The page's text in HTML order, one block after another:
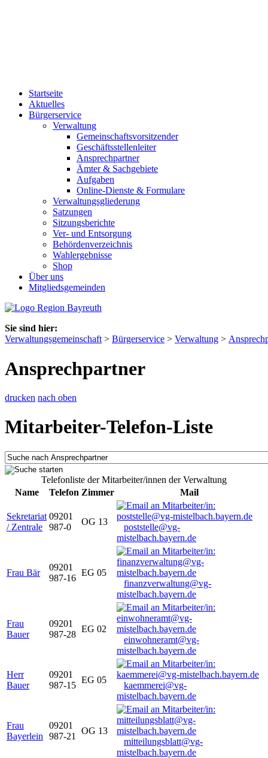
Startseite
Aktuelles
Bürgerservice
Verwaltung
Gemeinschaftsvorsitzender
Geschäftsstellenleiter
Ansprechpartner
Ämter & Sachgebiete
Aufgaben
Online-Dienste & Formulare
Verwaltungsgliederung
Satzungen
Sitzungsberichte
Ver- und Entsorgung
Behördenverzeichnis
Wahlergebnisse
Shop
Über uns
Mitgliedsgemeinden
Sie sind hier:
Verwaltungsgemeinschaft > Bürgerservice > Verwaltung >
Ansprechpartner
drucken nach oben
Mitarbeiter-Telefon-Liste
Telefonliste der Mitarbeiter/innen der Verwaltung
Name
Telefon Zimmer Mail
Sekretariat
/ Zentrale
09201
987-0
OG 13
poststelle@vg-
mistelbach.bayern.de
Frau Bär
09201
987-16
EG 05
finanzverwaltung@vg-
mistelbach.bayern.de
Frau
Bauer
09201
987-28
EG 02
einwohneramt@vg-
mistelbach.bayern.de
Herr
Bauer
09201
987-15
EG 05
kaemmerei@vg-
mistelbach.bayern.de
Frau
Bayerlein
09201
987-21
OG 13
mitteilungsblatt@vg-
mistelbach.bayern.de